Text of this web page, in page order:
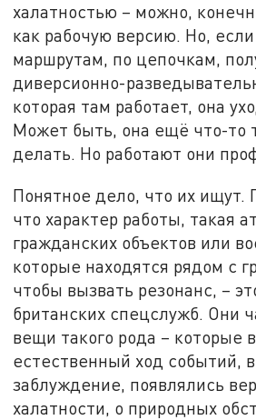
халатностью – можно,
как рабочую версию. Но,
маршрутам, по цепочкам,
диверсионно-
которая там работает, она
Может быть, она ещё что-то
делать. Но работают они
Понятное дело, что их ищут.
что характер работы, такая
гражданских объектов или
которые находятся рядом с
чтобы вызвать резонанс, –
британских спецслужб. Они
вещи такого рода – которые
естественный ход событий,
заблуждение, появлялись
халатности, о природных